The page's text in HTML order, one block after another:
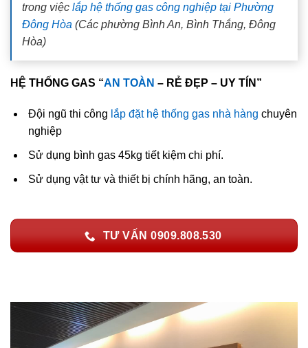
trong việc lắp hệ thống gas công nghiệp tại Phường
Đông Hòa (Các phường Bình An, Bình Thắng, Đông
Hòa)
HỆ THỐNG GAS “AN TOÀN – RẺ ĐẸP – UY TÍN”
Đội ngũ thi công lắp đặt hệ thống gas nhà hàng chuyên
nghiệp
Sử dụng bình gas 45kg tiết kiệm chi phí.
Sử dụng vật tư và thiết bị chính hãng, an toàn.
TƯ VẤN 0909.808.530